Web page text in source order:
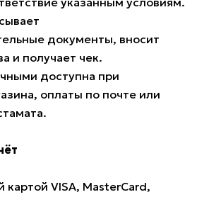
документы, вносит
и получает чек.
доступна при
оплаты по почте или
картой VISA, MasterCard,